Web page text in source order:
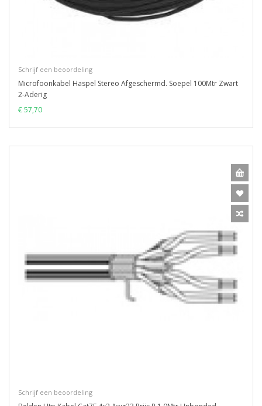
Schrijf een beoordeling
Microfoonkabel Haspel Stereo Afgeschermd. Soepel 100Mtr Zwart
2-Aderig
€ 57,70
Schrijf een beoordeling